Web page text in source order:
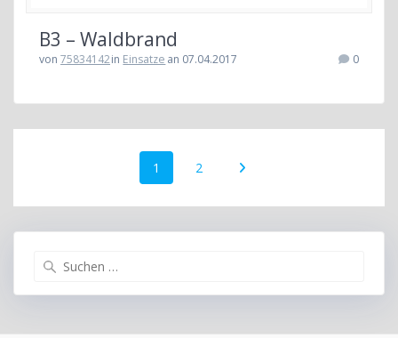
B3 – Waldbrand
von 75834142in Einsatze an 07.04.2017 0
Beitragsnavigation
Seite
1 Seite
2